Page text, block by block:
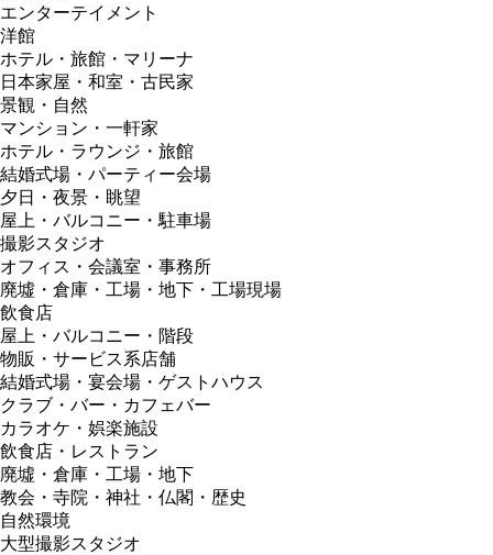
エンターテイメント
洋館
ホテル・旅館・マリーナ
日本家屋・和室・古民家
景観・自然
マンション・一軒家
ホテル・ラウンジ・旅館
結婚式場・パーティー会場
夕日・夜景・眺望
屋上・バルコニー・駐車場
撮影スタジオ
オフィス・会議室・事務所
廃墟・倉庫・工場・地下・工場現場
飲食店
屋上・バルコニー・階段
物販・サービス系店舗
結婚式場・宴会場・ゲストハウス
クラブ・バー・カフェバー
カラオケ・娯楽施設
飲食店・レストラン
廃墟・倉庫・工場・地下
教会・寺院・神社・仏閣・歴史
自然環境
大型撮影スタジオ